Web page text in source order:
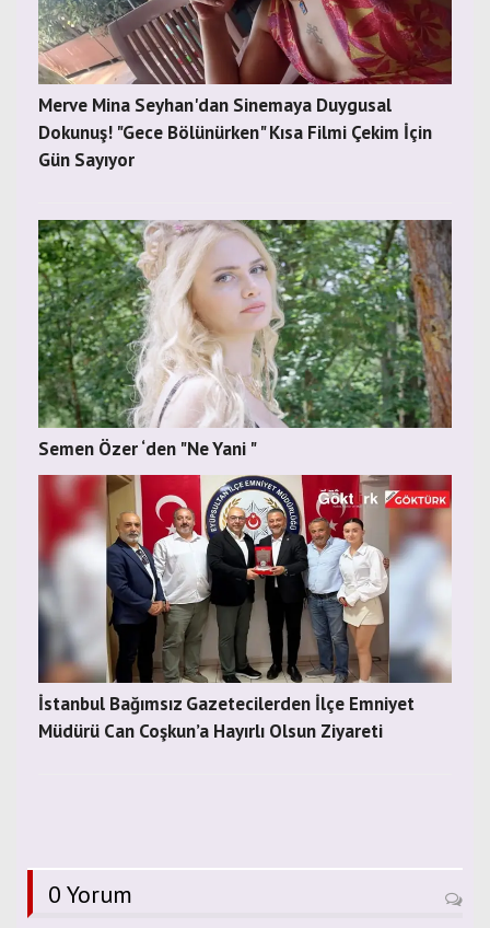
Merve Mina Seyhan'dan Sinemaya Duygusal
Dokunuş! "Gece Bölünürken" Kısa Filmi Çekim İçin
Gün Sayıyor
Semen Özer ‘den "Ne Yani "
İstanbul Bağımsız Gazetecilerden İlçe Emniyet
Müdürü Can Coşkun’a Hayırlı Olsun Ziyareti
0 Yorum